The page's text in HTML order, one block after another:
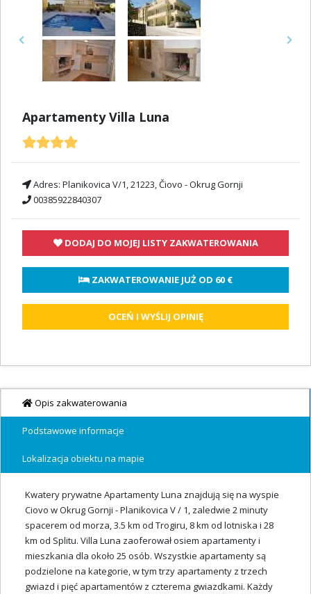
Previous Next
Apartamenty Villa Luna
Adres: Planikovica V/1, 21223, Čiovo - Okrug Gornji
00385922840307
DODAJ DO MOJEJ LISTY ZAKWATEROWANIA
ZAKWATEROWANIE JUŻ OD 60 €
OCEŃ I WYŚLIJ OPINIĘ
Opis zakwaterowania
Podstawowe informacje
Lokalizacja obiektu na mapie
Kwatery prywatne Apartamenty Luna znajdują się na wyspie
Ciovo w Okrug Gornji - Planikovica V / 1, zaledwie 2 minuty
spacerem od morza, 3.5 km od Trogiru, 8 km od lotniska i 28
km od Splitu. Villa Luna zaoferował osiem apartamenty i
mieszkania dla około 25 osób. Wszystkie apartamenty są
podzielone na kategorie, w tym trzy apartamenty z trzech
gwiazd i pięć apartamentów z czterema gwiazdkami. Każdy